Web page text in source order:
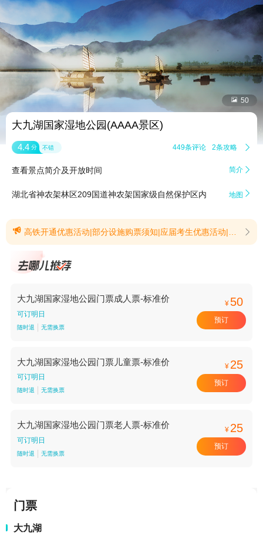
 50
大九湖国家湿地公园(AAAA景区)
4.4 分 不错 449条评论 2条攻略 
查看景点简介及开放时间 简介 
湖北省神农架林区209国道神农架国家级自然保护区内 地图 
 高铁开通优惠活动|部分设施购票须知|应届考生优惠活动|大九湖升级改造|大九湖惠民活动【高铁开通优惠活动】即日起至2026年12月31日，身份证号段以61开头的陕西籍游客、以62开头的甘肃籍游客，凡乘坐西十高铁在陕西境内乘车并抵达十堰东、武当山西、襄阳东、神农架、兴山站点的，凭本人高铁车票及有效身份证件，可享受景区全价联票五折优惠；半价联票不再重复享受此优惠。(提示有效期2026/6/5至2026/12/31)【部分设施购票须知】1.联票5日有效，游客主观原因放弃游览部分景区的，不可部分退。2.大九湖鹿苑可近距离观赏梅花鹿，如需喂食，需现场购买饲料，10元/包。3.大龙潭、小龙潭及神农谷谷底属自然保护区核心区，不在神农顶景区所辖各景点游览范围内，依据《中华人民共和国自然保护区条例》第十六条、第二十六条，核心保护区禁止人为活动，严禁进入。请勿前往，感谢配合。4.官门山景区科考馆、书画馆、地貌厅、历程馆提档升级，暂停开放，大熊猫馆禁止携带宠物、禁止使用无人机、禁止投食。5.受阴雨天气影响，高海拔区域极易有雾，为防止出现安全事故，部分景点、游道会临时关闭，可能会影响您的旅途体验，请您慎重购票，一旦验票入园不予退款。(提示有效期2026/4/21至2026/12/31)【应届考生优惠活动】为提振暑期旅游市场、回馈广大考生，现面向 2026 年全国应届考生推出景区门票专项优惠，将普通中高考考生及单招、艺考、保送等各类特殊招生考试应届考生纳入优惠范围，具体内容如下：2026年6月5日-8月31日，符合条件的应届考生本人持对应考试准考证及身份证原件，可免神农架神农顶、大九湖、神农坛、天生桥、官门山、天燕六大景区首道大门票，优惠手续在上述各景区售票窗口现场办理。(提示有效期2026/6/2至2026/8/31)【大九湖升级改造】1.大九湖游玩路线A线(S282)湿地馆一1号湖小微湿地一2号湖观景平台一3号湖观景平台。B线一(G347)鹿苑一狮子包服务区一枯木逢春。其他区域因提档升级临时封闭管控。注：游玩A线结束后需原路返回至隧道前的三岔路口，再前往B线（G347）。换乘请联系0719一3475999;或者拨打15342955123聂总;13733561133杨总。2.大九湖鹿苑分为免费观赏区与自费体验区:观赏已含在门票内;体验为自愿自费项目，收费标准为10元/人次。(提示有效期2026/6/18至2026/8/31)【大九湖惠民活动】大九湖景区2026年8月5日-9月18日开展避暑惠民活动，详情请咨询0719-3473511。活动图片详情点击了解：https://dimg04.c-去哪儿.com/images/1p41212000teedv6dA21C.jpg(提示有效期2026/8/5至2026/9/18) 
大九湖国家湿地公园门票成人票-标准价
可订明日
随时退 无需换票
¥ 50
预订
大九湖国家湿地公园门票儿童票-标准价
可订明日
随时退 无需换票
¥ 25
预订
大九湖国家湿地公园门票老人票-标准价
可订明日
随时退 无需换票
¥ 25
预订
门票
大九湖
